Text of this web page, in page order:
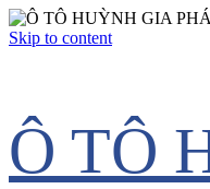
Skip to content
Ô TÔ